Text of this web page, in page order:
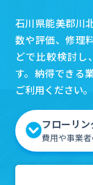
石川県能美郡川
数や評価、修理
どで比較検討し
す。納得できる
ご利用ください。
フローリ
費用や事業